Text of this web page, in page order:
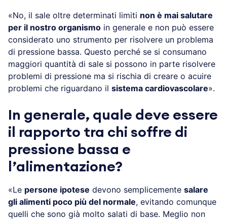
«No, il sale oltre determinati limiti non è mai salutare
per il nostro organismo in generale e non può essere
considerato uno strumento per risolvere un problema
di pressione bassa. Questo perché se si consumano
maggiori quantità di sale si possono in parte risolvere
problemi di pressione ma si rischia di creare o acuire
problemi che riguardano il sistema cardiovascolare».
In generale, quale deve essere
il rapporto tra chi soffre di
pressione bassa e
l’alimentazione?
«Le persone ipotese devono semplicemente salare
gli alimenti poco più del normale, evitando comunque
quelli che sono già molto salati di base. Meglio non